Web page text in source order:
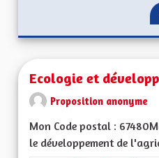
Ecologie et
Proposition anonyme
Mon Code postal :
le développement de